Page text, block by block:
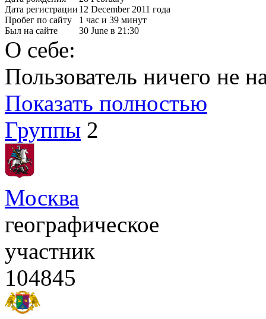
Дата регистрации 12 December 2011 года
Пробег по сайту
1 час и 39 минут
Был на сайте
30 June в 21:30
О себе:
Пользователь ничего не
Показать полностью
Группы 2
Москва
географическое
участник
104845